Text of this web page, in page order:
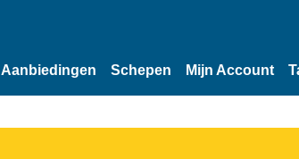
Aanbiedingen Schepen Mijn Account